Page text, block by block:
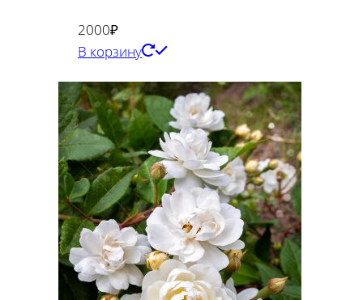
2000₽
В корзину